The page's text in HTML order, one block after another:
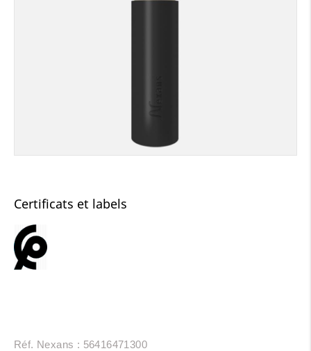
Certificats et labels
Réf. Nexans : 56416471300